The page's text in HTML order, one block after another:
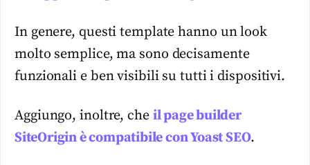
In genere, questi template hanno un look
molto semplice, ma sono decisamente
funzionali e ben visibili su tutti i dispositivi.
Aggiungo, inoltre, che il page builder
SiteOrigin è compatibile con Yoast SEO.